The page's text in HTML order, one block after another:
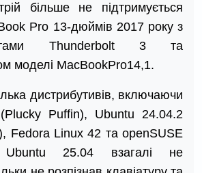
більше не підтримується
Pro 13-дюймів 2017 року з
Thunderbolt 3 та
моделі MacBookPro14,1.
дистрибутивів, включаючи
Puffin), Ubuntu 24.04.2
Fedora Linux 42 та openSUSE
Ubuntu 25.04 взагалі не